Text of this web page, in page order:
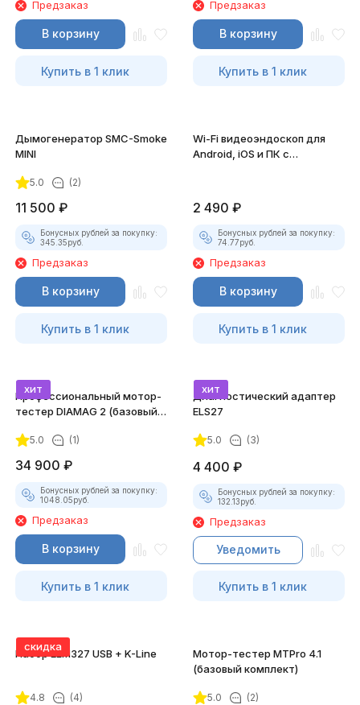
Предзаказ
В корзину
Купить в 1 клик
Предзаказ
В корзину
Купить в 1 клик
Дымогенератор SMC-Smoke
MINI
5.0 (2)
11 500 ₽
Бонусных рублей за покупку:
345.35руб.
Предзаказ
В корзину
Купить в 1 клик
Wi-Fi видеоэндоскоп для
Android, iOS и ПК с
2 490 ₽
Бонусных рублей за покупку:
74.77руб.
Предзаказ
В корзину
Купить в 1 клик
хит
Профессиональный мотор-
тестер DIAMAG 2 (базовый
5.0 (1)
34 900 ₽
Бонусных рублей за покупку:
1048.05руб.
Предзаказ
В корзину
Купить в 1 клик
хит
Диагностический адаптер
ELS27
5.0 (3)
4 400 ₽
Бонусных рублей за покупку:
132.13руб.
Предзаказ
Уведомить
Купить в 1 клик
скидка
Набор ELM327 USB + K-Line
4.8 (4)
Мотор-тестер MTPro 4.1
(базовый комплект)
5.0 (2)